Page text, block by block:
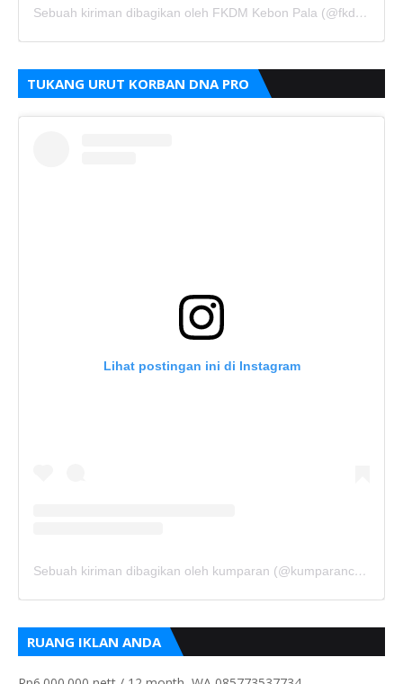
Sebuah kiriman dibagikan oleh FKDM Kebon Pala (@fkdm_kebonpala)
TUKANG URUT KORBAN DNA PRO
Lihat postingan ini di Instagram
Sebuah kiriman dibagikan oleh kumparan (@kumparancom)
RUANG IKLAN ANDA